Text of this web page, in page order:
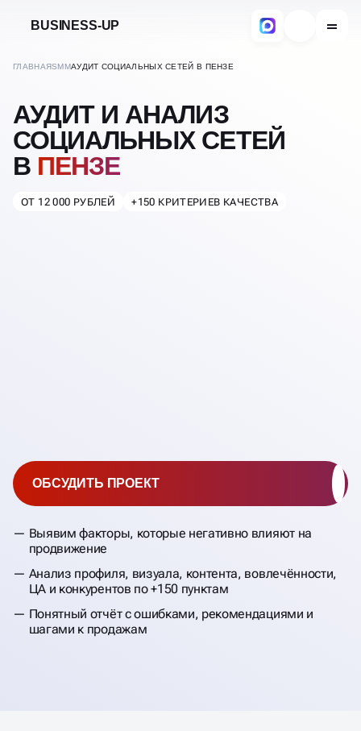
BUSINESS-UP
ГЛАВНАЯSMMАУДИТ СОЦИАЛЬНЫХ СЕТЕЙ В ПЕНЗЕ
АУДИТ И АНАЛИЗ
СОЦИАЛЬНЫХ СЕТЕЙ
В ПЕНЗЕ
ОТ 12 000 РУБЛЕЙ +150 КРИТЕРИЕВ КАЧЕСТВА
Выявим факторы, которые негативно влияют на
продвижение
Анализ профиля, визуала, контента, вовлечённости,
ЦА и конкурентов по +150 пунктам
Понятный отчёт с ошибками, рекомендациями и
шагами к продажам
ОБСУДИТЬ ПРОЕКТ